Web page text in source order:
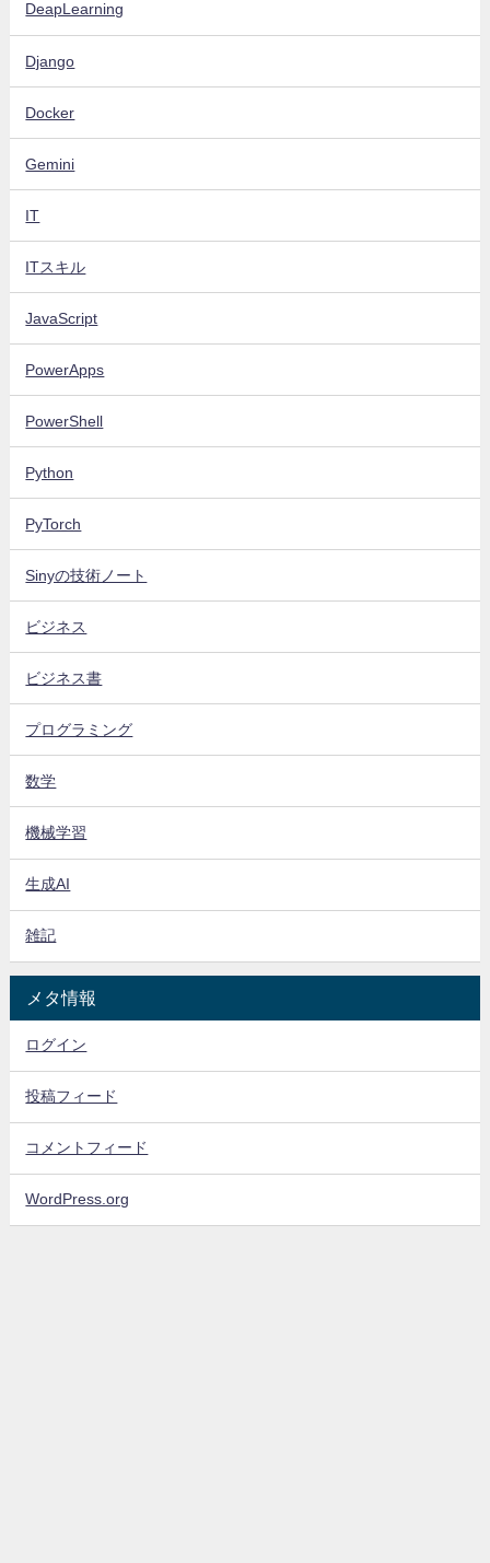
DeapLearning
Django
Docker
Gemini
IT
ITスキル
JavaScript
PowerApps
PowerShell
Python
PyTorch
Sinyの技術ノート
ビジネス
ビジネス書
プログラミング
数学
機械学習
生成AI
雑記
メタ情報
ログイン
投稿フィード
コメントフィード
WordPress.org